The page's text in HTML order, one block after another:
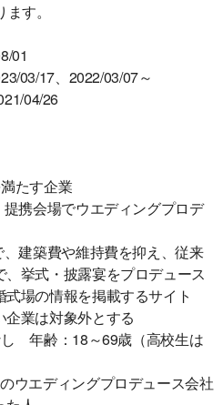
す。
01
03/17、2022/03/07～
04/26
たす企業
携会場でウエディングプロデ
建築費や維持費を抑え、従来
挙式・披露宴をプロデュース
場の情報を掲載するサイト
業は対象外とする
年齢：18～69歳（高校生は
ウエディングプロデュース会社